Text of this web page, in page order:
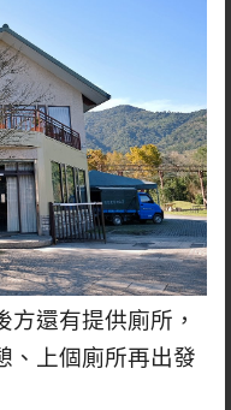
方還有提供廁所，
、上個廁所再出發